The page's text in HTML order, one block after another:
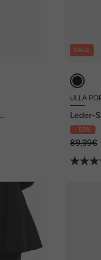
SALE
ULLA
Leder-
Weite H
- 50%
89,99€